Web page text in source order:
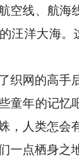
空线、航海
汪洋大海
织网的高手
童年的记忆
，人类怎会
一点栖身之